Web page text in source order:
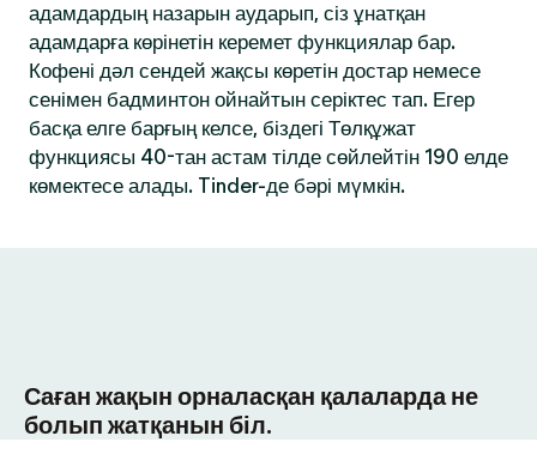
адамдардың назарын аударып, сіз ұнатқан
адамдарға көрінетін керемет функциялар бар.
Кофені дәл сендей жақсы көретін достар немесе
сенімен бадминтон ойнайтын серіктес тап. Егер
басқа елге барғың келсе, біздегі Төлқұжат
функциясы 40-тан астам тілде сөйлейтін 190 елде
көмектесе алады. Tinder-де бәрі мүмкін.
Саған жақын орналасқан қалаларда не
болып жатқанын біл.